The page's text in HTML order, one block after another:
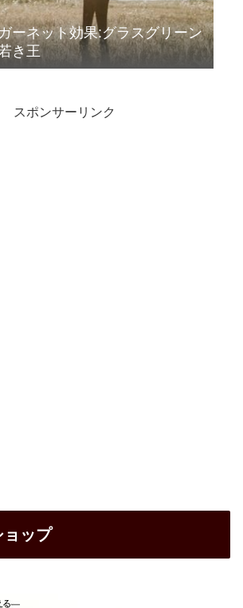
ーネット効果:グラスグリーン
き王
スポンサーリンク
ョップ